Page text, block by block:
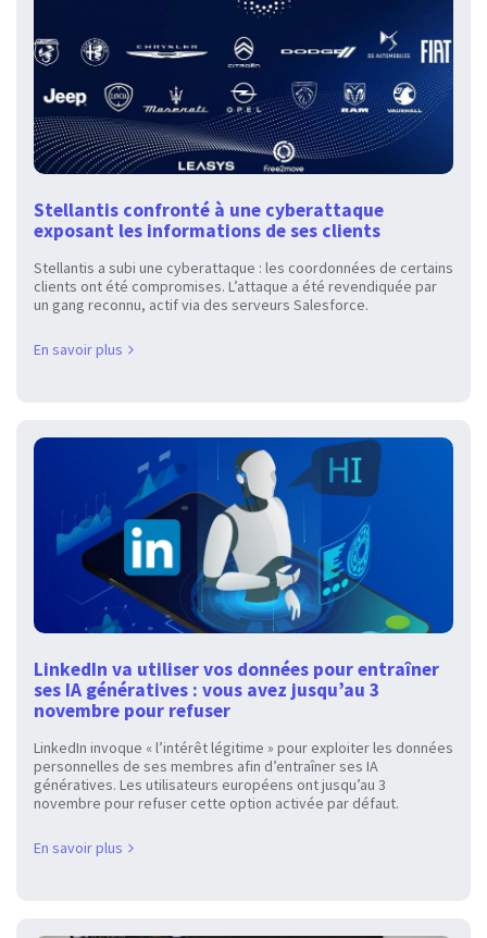
Stellantis confronté à une cyberattaque
exposant les informations de ses clients
Stellantis a subi une cyberattaque : les coordonnées de certains
clients ont été compromises. L’attaque a été revendiquée par
un gang reconnu, actif via des serveurs Salesforce.
En savoir plus
LinkedIn va utiliser vos données pour entraîner
ses IA génératives : vous avez jusqu’au 3
novembre pour refuser
LinkedIn invoque « l’intérêt légitime » pour exploiter les données
personnelles de ses membres afin d’entraîner ses IA
génératives. Les utilisateurs européens ont jusqu’au 3
novembre pour refuser cette option activée par défaut.
En savoir plus